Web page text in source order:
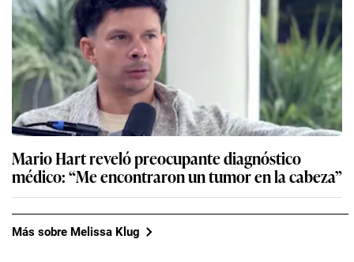
Mario Hart reveló preocupante diagnóstico
médico: “Me encontraron un tumor en la cabeza”
Más sobre Melissa Klug